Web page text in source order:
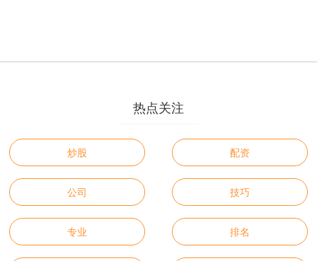
热点关注
炒股 配资
公司 技巧
专业 排名